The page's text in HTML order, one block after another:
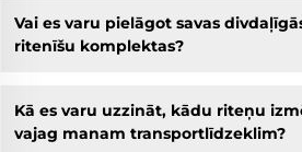
Vai es varu pielāgot savas
ritenīšu komplektas?
Kā es varu uzzināt, kādu riteņu
vajag manam transportlīdzeklim?